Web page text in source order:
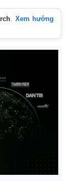
. Xem hướng